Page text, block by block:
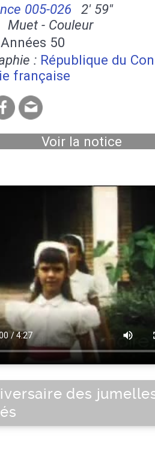
005-026
2' 59''
Muet - Couleur
Années 50
: République du
française
Voir la notice
des